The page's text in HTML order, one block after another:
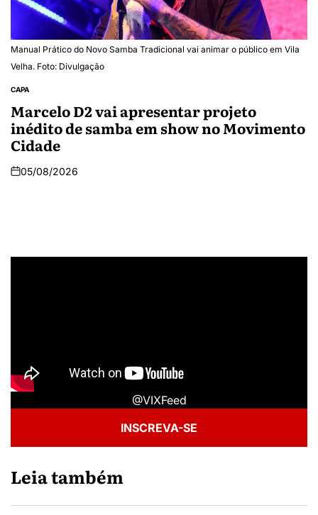
Manual Prático do Novo Samba Tradicional vai animar o público em Vila
Velha. Foto: Divulgação
CAPA
Marcelo D2 vai apresentar projeto
inédito de samba em show no Movimento
Cidade
05/08/2026
@VIXFeed
INSCREVA-SE
Leia também